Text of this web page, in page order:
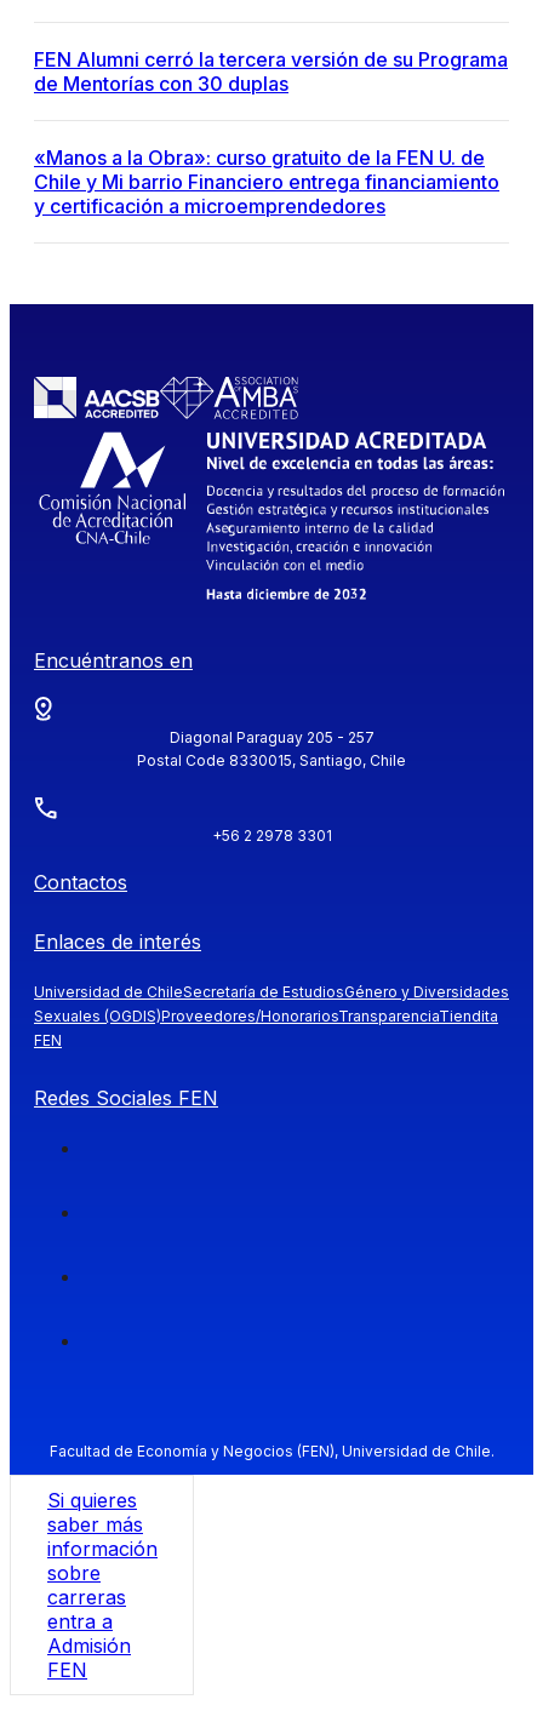
FEN Alumni cerró la tercera versión de su Programa
de Mentorías con 30 duplas
«Manos a la Obra»: curso gratuito de la FEN U. de
Chile y Mi barrio Financiero entrega financiamiento
y certificación a microemprendedores
Encuéntranos en
Diagonal Paraguay 205 - 257
Postal Code 8330015, Santiago, Chile
+56 2 2978 3301
Contactos
Enlaces de interés
Universidad de ChileSecretaría de EstudiosGénero y Diversidades
Sexuales (OGDIS)Proveedores/HonorariosTransparenciaTiendita
FEN
Redes Sociales FEN
Facultad de Economía y Negocios (FEN), Universidad de Chile.
Si quieres
saber más
información
sobre
carreras
entra a
Admisión
FEN